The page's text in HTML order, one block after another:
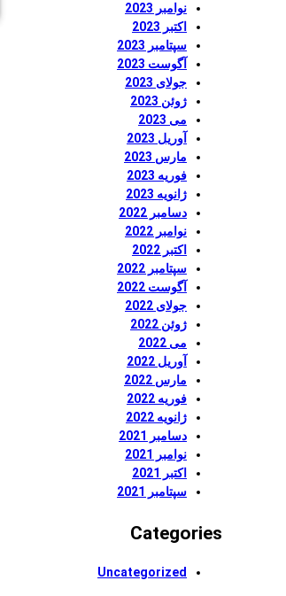
نوامبر 2023
اکتبر 2023
سپتامبر 2023
آگوست 2023
جولای 2023
ژوئن 2023
می 2023
آوریل 2023
مارس 2023
فوریه 2023
ژانویه 2023
دسامبر 2022
نوامبر 2022
اکتبر 2022
سپتامبر 2022
آگوست 2022
جولای 2022
ژوئن 2022
می 2022
آوریل 2022
مارس 2022
فوریه 2022
ژانویه 2022
دسامبر 2021
نوامبر 2021
اکتبر 2021
سپتامبر 2021
Categories
Uncategorized